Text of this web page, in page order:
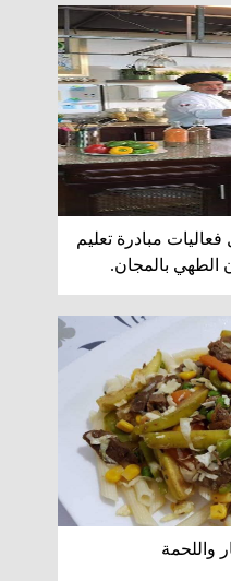
مبادرة تعليم
الطهي بالمجان.
واللحمة